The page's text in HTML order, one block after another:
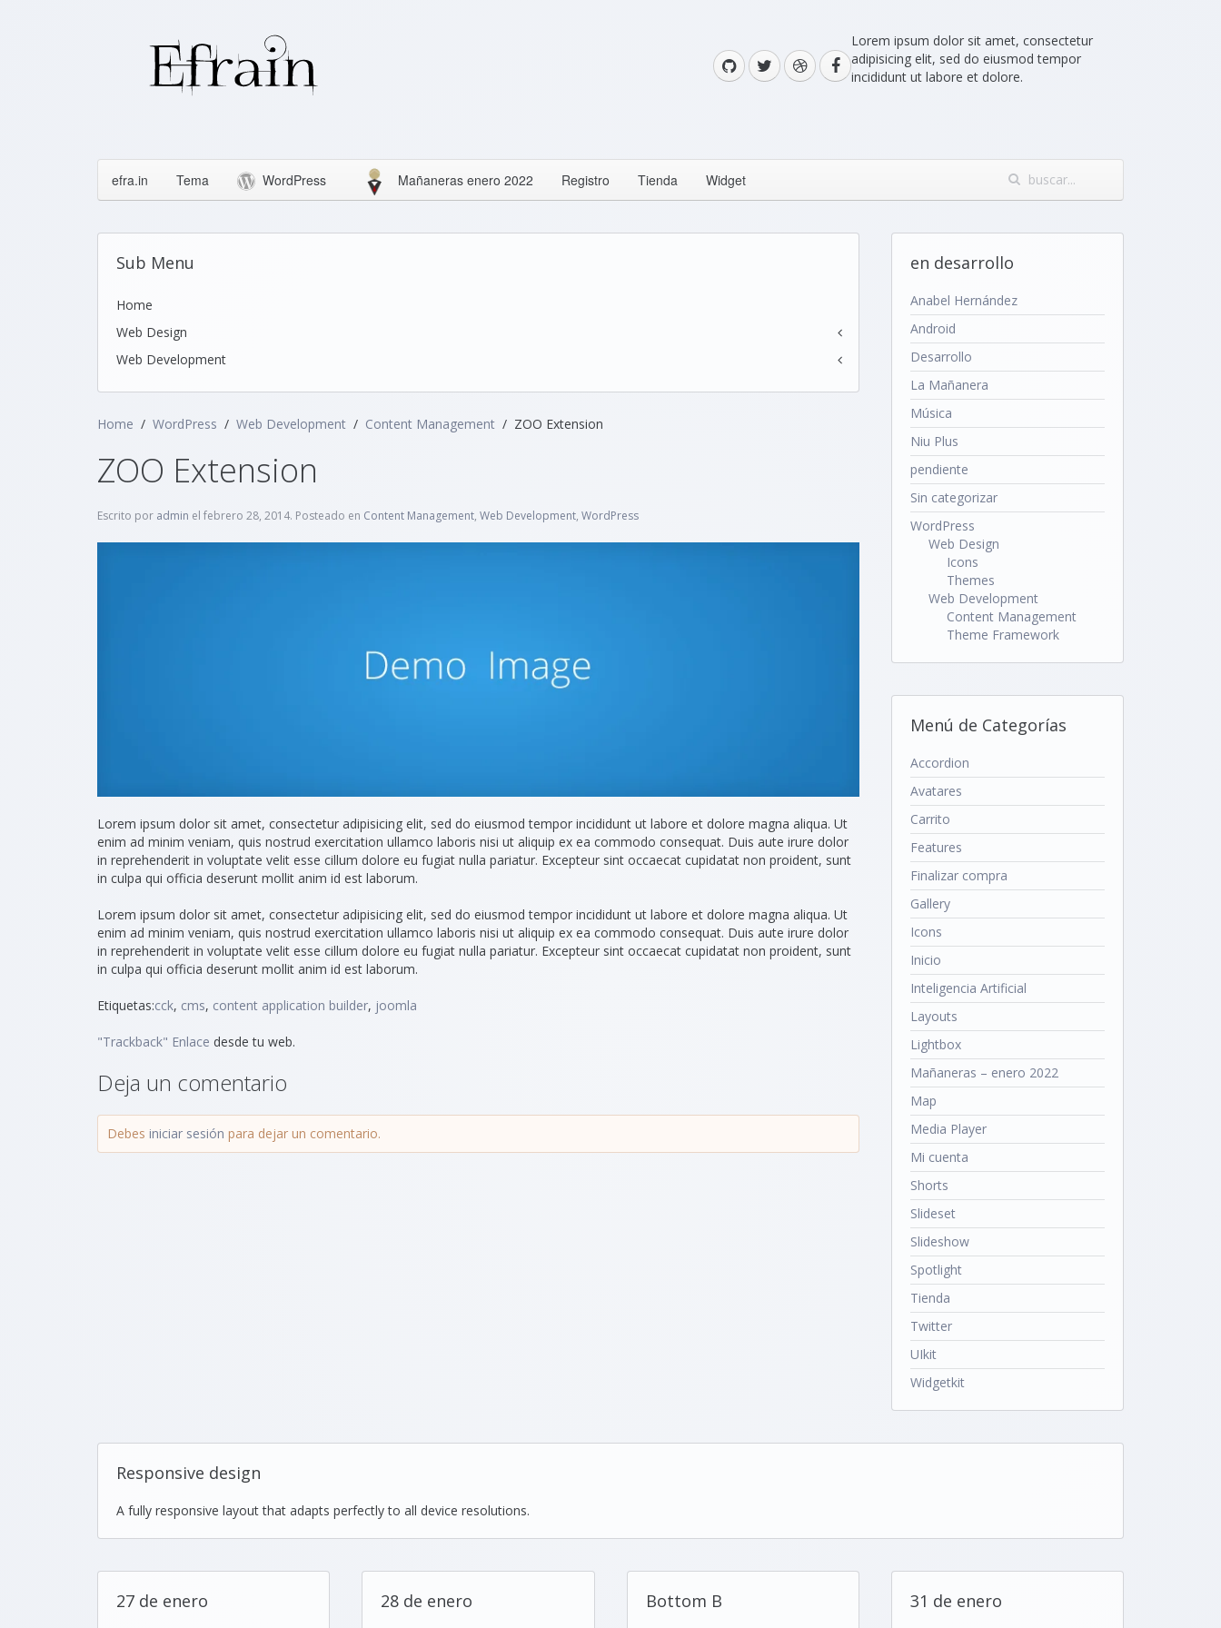
Lorem ipsum dolor sit amet, consectetur
adipisicing elit, sed do eiusmod tempor
incididunt ut labore et dolore.
efra.in Tema WordPress Mañaneras enero 2022 Registro Tienda Widget
Sub Menu
Home
Web Design
Icons
Web Development
Theme Framework
Home WordPress Web Development Content Management ZOO Extension
ZOO Extension
Escrito por admin el febrero 28, 2014. Posteado en Content Management, Web Development, WordPress
Lorem ipsum dolor sit amet, consectetur adipisicing elit, sed do eiusmod tempor incididunt ut labore et dolore magna aliqua. Ut
enim ad minim veniam, quis nostrud exercitation ullamco laboris nisi ut aliquip ex ea commodo consequat. Duis aute irure dolor
in reprehenderit in voluptate velit esse cillum dolore eu fugiat nulla pariatur. Excepteur sint occaecat cupidatat non proident, sunt
in culpa qui officia deserunt mollit anim id est laborum.
Lorem ipsum dolor sit amet, consectetur adipisicing elit, sed do eiusmod tempor incididunt ut labore et dolore magna aliqua. Ut
enim ad minim veniam, quis nostrud exercitation ullamco laboris nisi ut aliquip ex ea commodo consequat. Duis aute irure dolor
in reprehenderit in voluptate velit esse cillum dolore eu fugiat nulla pariatur. Excepteur sint occaecat cupidatat non proident, sunt
in culpa qui officia deserunt mollit anim id est laborum.
Etiquetas:cck, cms, content application builder, joomla
"Trackback" Enlace desde tu web.
Deja un comentario
Debes iniciar sesión para dejar un comentario.
en desarrollo
Anabel Hernández
Android
Desarrollo
La Mañanera
Música
Niu Plus
pendiente
Sin categorizar
WordPress
Web Design
Icons
Themes
Web Development
Content Management
Theme Framework
Menú de Categorías
Accordion
Avatares
Carrito
Features
Finalizar compra
Gallery
Icons
Inicio
Inteligencia Artificial
Layouts
Lightbox
Mañaneras – enero 2022
Map
Media Player
Mi cuenta
Shorts
Slideset
Slideshow
Spotlight
Tienda
Twitter
UIkit
Widgetkit
Responsive design
A fully responsive layout that adapts perfectly to all device resolutions.
27 de enero 28 de enero Bottom B 31 de enero